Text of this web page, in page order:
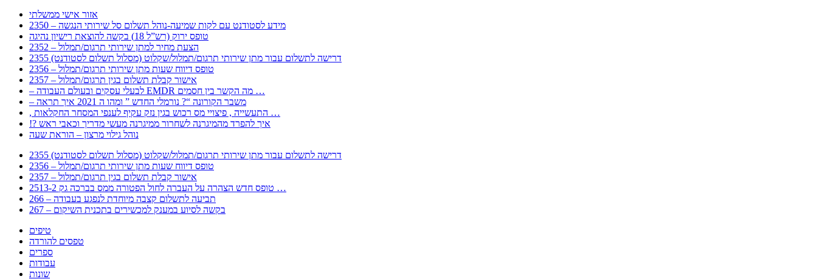
אזור אישי ממשלתי
2350 – מידע לסטודנט עם לקות שמיעה-נוהל תשלום סל שירותי הנגשה
טופס ירוק (רש”ל 18) בקשה להוצאת רישיון נהיגה
2352 – הצעת מחיר למתן שירותי תרגום/תמלול
2355 דרישה לתשלום עבור מתן שירותי תרגום/תמלול/שקלוט (מסלול תשלום לסטודנט)
2356 – טופס דיווח שעות מתן שירותי תרגום/תמלול
2357 – אישור קבלת תשלום בגין תרגום/תמלול
– לבעלי עסקים ובעולם העבודה EMDR מה הקשר בין חסמים …
– משבר הקורונה “? נורמלי החדש ” ומהו ה 2021 איך תראה
, התעשייה , פיצויי מס רכוש בגין נזק עקיף לענפי המסחר החקלאות …
!? איך להפרד מהמיגרנה לשחרור ממיגרנה מעשי מדריך וכאבי ראש
נוהל גילוי מרצון – הוראת שעה
2355 דרישה לתשלום עבור מתן שירותי תרגום/תמלול/שקלוט (מסלול תשלום לסטודנט)
2356 – טופס דיווח שעות מתן שירותי תרגום/תמלול
2357 – אישור קבלת תשלום בגין תרגום/תמלול
2513-2 טופס חדש הצהרה על העברה לחול הפטורה ממס בברכה גק …
266 – תביעה לתשלום קצבה מיוחדת לנפגע בעבודה
267 – בקשה לסיוע במענק למכשירים בתכנית השיקום
טיפים
טפסים להורדה
ספרים
עבודות
שונות